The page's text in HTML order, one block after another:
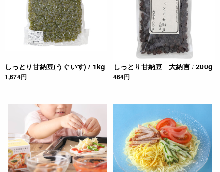
しっとり甘納豆(うぐいす) / 1kg
1,674円
しっとり甘納豆 大納言 / 200g
464円